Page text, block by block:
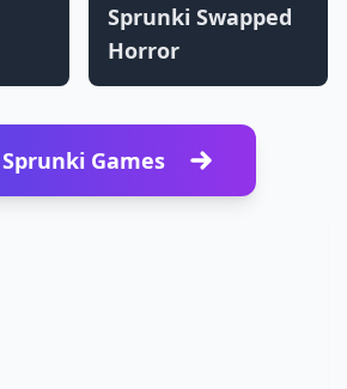
Sprunki Swapped
Horror